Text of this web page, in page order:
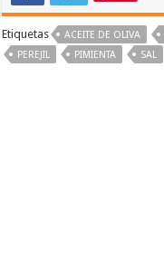
Etiquetas ACEITE DE OLIVA
PEREJIL
PIMIENTA SAL